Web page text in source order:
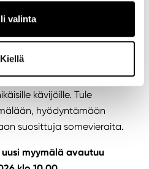
valinta
Kiellä avajaisia
myymälän avajaiset
kävijöille. Tule
hyödyntämään
suosittuja somevieraita.
myymälä avautuu